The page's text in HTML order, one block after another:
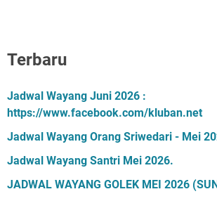
Terbaru
Jadwal Wayang Juni 2026 :
https://www.facebook.com/kluban.net
Jadwal Wayang Orang Sriwedari - Mei
Jadwal Wayang Santri Mei 2026.
JADWAL WAYANG GOLEK MEI 2026